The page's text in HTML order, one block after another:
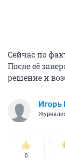
Сейчас по
После её
решение и
Игорь
0